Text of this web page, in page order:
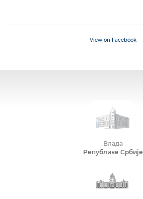
View on Facebook
Влада
Републике Србије